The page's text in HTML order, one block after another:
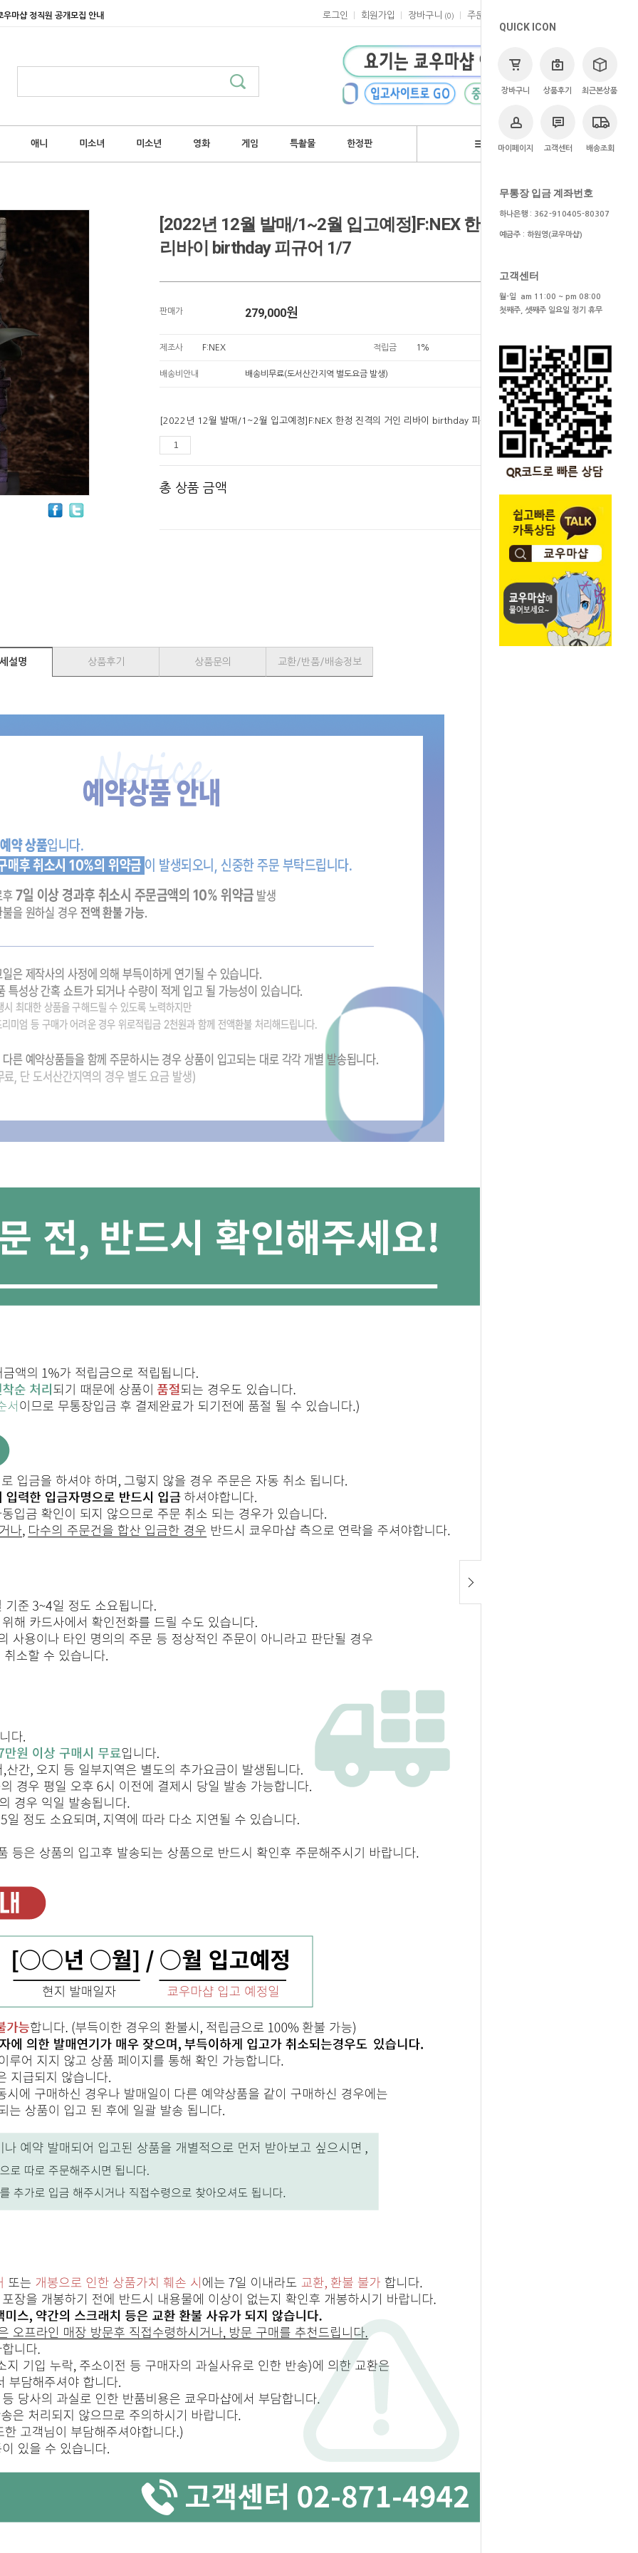
우마샵 정직원 공개모집 안내 로그인 회원가입 장바구니 (0 ) 주문
애니 미소녀 미소년 영화 게임 특촬물 한정판 브랜드
QUICK ICON
장바구니 상품후기 최근본상품
마이페이지 고객센터 배송조회
무통장 입금 계좌번호
하나은행 : 362-910405-80307
예금주 : 하원영(쿄우마샵)
고객센터
월-일 am 11:00 ~ pm 08:00
첫째주, 셋째주 일요일 정기 휴무
> 쿄우마 > 예약상품
[2022년 12월 발매/1~2월 입고예정]F:NEX 한정 진격의 거인
리바이 birthday 피규어 1/7
판매가 279,000원
제조사 F:NEX 적립금 1%
배송비안내 배송비무료(도서산간지역 별도요금 발생)
[2022년 12월 발매/1~2월 입고예정]F:NEX 한정 진격의 거인 리바이 birthday 피규어 1/7
279,000원
총 상품 금액 원
SOLD OUT
설명 상품후기 상품문의 교환/반품/배송정보